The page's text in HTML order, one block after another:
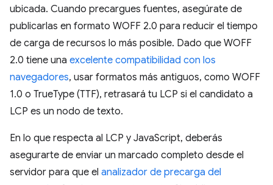
ubicada. Cuando precargues fuentes, asegúrate de
publicarlas en formato WOFF 2.0 para reducir el tiempo
de carga de recursos lo más posible. Dado que WOFF
2.0 tiene una excelente compatibilidad con los
navegadores, usar formatos más antiguos, como WOFF
1.0 o TrueType (TTF), retrasará tu LCP si el candidato a
LCP es un nodo de texto.
En lo que respecta al LCP y JavaScript, deberás
asegurarte de enviar un marcado completo desde el
servidor para que el analizador de precarga del